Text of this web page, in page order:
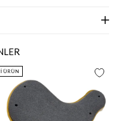
ÜRÜN